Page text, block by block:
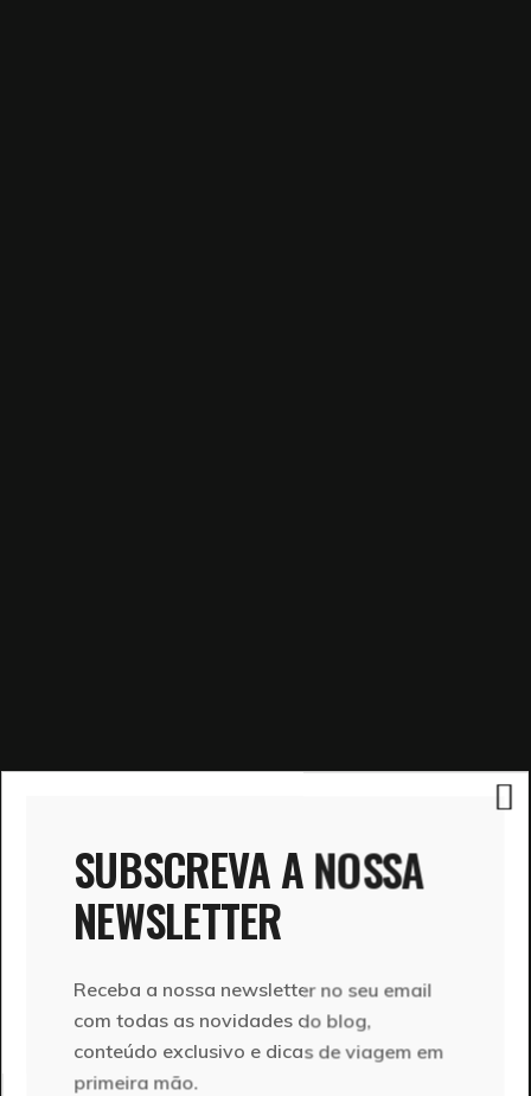
SUBSCREVA A NOSSA
NEWSLETTER
Receba a nossa newsletter no seu email
com todas as novidades do blog,
conteúdo exclusivo e dicas de viagem em
primeira mão.